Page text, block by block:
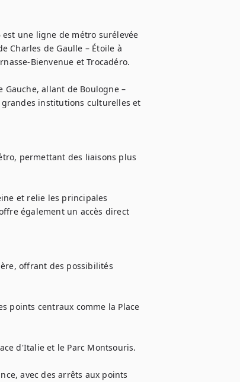
est une ligne de métro surélevée
Charles de Gaulle – Étoile à
Bienvenue et Trocadéro.
Gauche, allant de Boulogne –
grandes institutions culturelles et
permettant des liaisons plus
et relie les principales
également un accès direct
offrant des possibilités
points centraux comme la Place
d'Italie et le Parc Montsouris.
avec des arrêts aux points